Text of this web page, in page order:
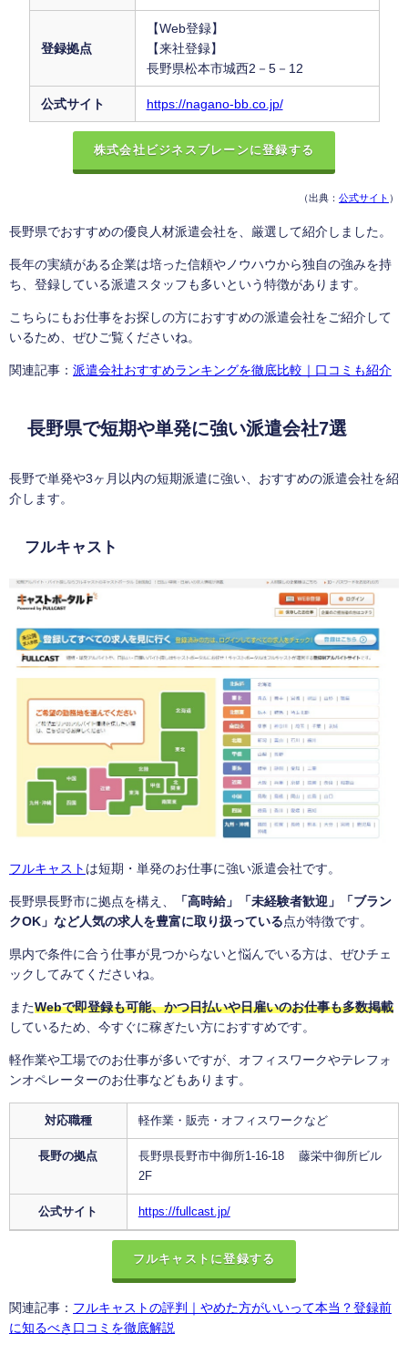
登録拠点
【Web登録】
【来社登録】
長野県松本市城西2－5－12
公式サイト https://nagano-bb.co.jp/
株式会社ビジネスブレーンに登録する
（出典： 公式サイト ）
長野県でおすすめの優良人材派遣会社を、厳選して紹介しました。
長年の実績がある企業は培った信頼やノウハウから独自の強みを持
ち、登録している派遣スタッフも多いという特徴があります。
こちらにもお仕事をお探しの方におすすめの派遣会社をご紹介して
いるため、ぜひご覧くださいね。
関連記事： 派遣会社おすすめランキングを徹底比較｜口コミも紹介
長野県で短期や単発に強い派遣会社7選
長野で単発や3ヶ月以内の短期派遣に強い、おすすめの派遣会社を紹
介します。
フルキャスト
フルキャスト は短期・単発のお仕事に強い派遣会社です。
長野県長野市に拠点を構え、
「高時給」「未経験者歓迎」「ブラン
クOK」など人気の求人を豊富に取り扱っている 点が特徴です。
県内で条件に合う仕事が見つからないと悩んでいる方は、ぜひチェ
ックしてみてくださいね。
またWebで即登録も可能、かつ日払いや日雇いのお仕事も多数掲載
しているため、今すぐに稼ぎたい方におすすめです。
軽作業や工場でのお仕事が多いですが、オフィスワークやテレフォ
ンオペレーターのお仕事などもあります。
対応職種 軽作業・販売・オフィスワークなど
長野の拠点
長野県長野市中御所1-16-18 藤栄中御所ビル
2F
公式サイト https://fullcast.jp/
フルキャストに登録する
関連記事： フルキャストの評判｜やめた方がいいって本当？登録前
に知るべき口コミを徹底解説